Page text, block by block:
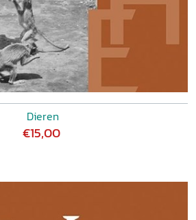
Dieren
€15,00